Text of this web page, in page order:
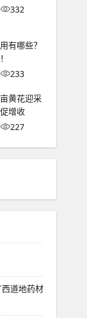
332
有哪些？
233
黄花迎采
增收
227
道地药材